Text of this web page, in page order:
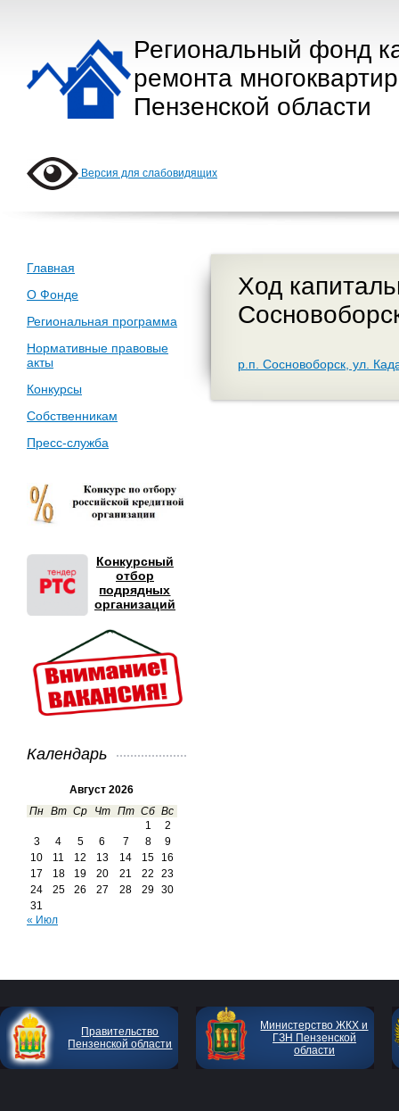
Региональный фонд
ремонта
Пензенской области
Версия для слабовидящих
Главная
О Фонде
Региональная программа
Нормативные правовые
акты
Конкурсы
Собственникам
Пресс-служба
Конкурсный
отбор
подрядных
организаций
Календарь
Август 2026
Пн Вт Ср Чт Пт Сб Вс
1
2
3
4 5 6 7 8
9
10
11 12 13 14 15
16
17
18 19 20 21 22
23
24
25 26 27 28 29
30
31
« Июл
Ход
р.п. Сосновоборск, ул.
Правительство
Пензенской области
Министерство ЖКХ и
ГЗН Пензенской
области